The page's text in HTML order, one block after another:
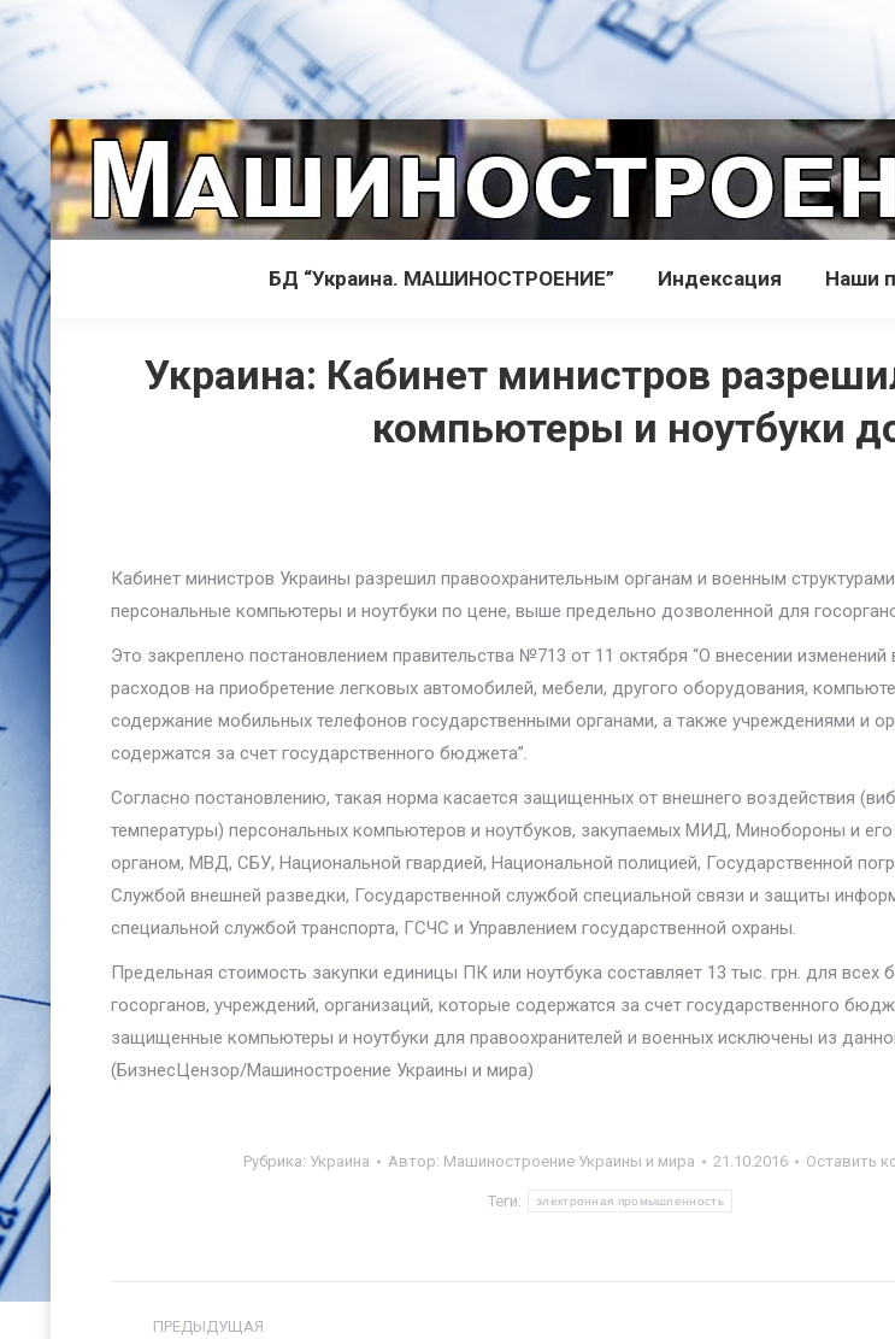
БД “Украина. МАШИНОСТРОЕНИЕ” Индекcация Наши
Украина: Кабинет министров
компьютеры и ноутбуки
Кабинет министров Украины разрешил правоохранительным органам и военным
персональные компьютеры и ноутбуки по цене, выше предельно дозволенной для
Это закреплено постановлением правительства №713 от 11 октября “О внесении
расходов на приобретение легковых автомобилей, мебели, другого оборудования,
содержание мобильных телефонов государственными органами, а также учреждениями и
содержатся за счет государственного бюджета”.
Согласно постановлению, такая норма касается защищенных от внешнего воздействия
температуры) персональных компьютеров и ноутбуков, закупаемых МИД, Минобороны и
органом, МВД, СБУ, Национальной гвардией, Национальной полицией, Государственной
Службой внешней разведки, Государственной службой специальной связи и защиты
специальной службой транспорта, ГСЧС и Управлением государственной охраны.
Предельная стоимость закупки единицы ПК или ноутбука составляет 13 тыс. грн. для всех
госорганов, учреждений, организаций, которые содержатся за счет государственного
защищенные компьютеры и ноутбуки для правоохранителей и военных исключены из
(БизнесЦензор/Машиностроение Украины и мира)
Рубрика: Украина Автор: Машиностроение Украины и мира 21.10.2016 Оставить
Теги: электронная промышленность
ПРЕДЫДУЩАЯ